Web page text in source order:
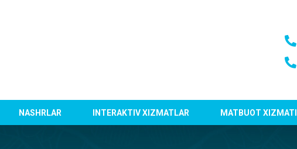
NASHRLAR INTERAKTIV XIZMATLAR MATBUOT XIZMATI